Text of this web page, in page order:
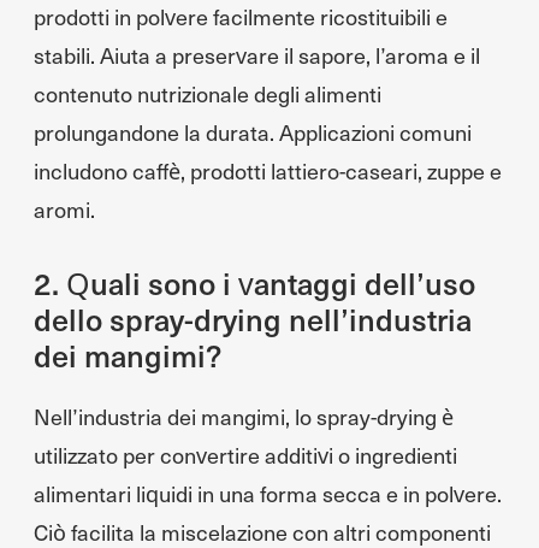
prodotti in polvere facilmente ricostituibili e
stabili. Aiuta a preservare il sapore, l’aroma e il
contenuto nutrizionale degli alimenti
prolungandone la durata. Applicazioni comuni
includono caffè, prodotti lattiero-caseari, zuppe e
aromi.
2. Quali sono i vantaggi dell’uso
dello spray-drying nell’industria
dei mangimi?
Nell’industria dei mangimi, lo spray-drying è
utilizzato per convertire additivi o ingredienti
alimentari liquidi in una forma secca e in polvere.
Ciò facilita la miscelazione con altri componenti